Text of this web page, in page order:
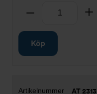
Ta bort
Köp
AT